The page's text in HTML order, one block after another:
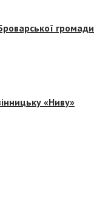
громади
«Ниву»